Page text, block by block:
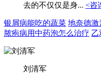
去的不仅仅是身... <咨
银屑病能吃的蔬菜 地奈德激
脓疱病用中药泡怎么治疗 乙
刘清军